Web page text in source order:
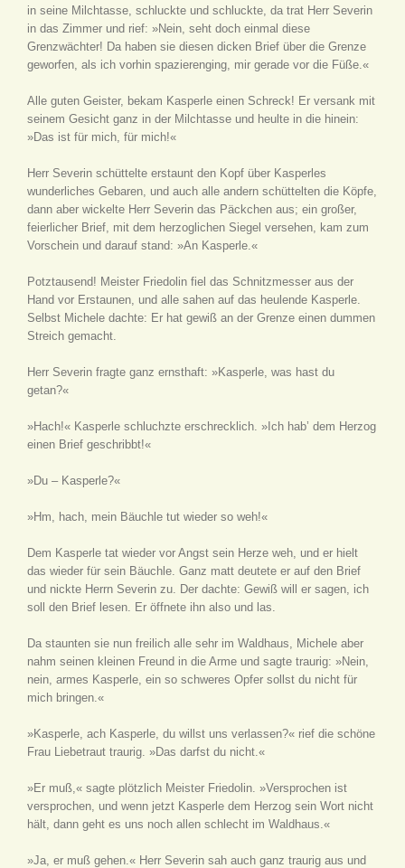
in seine Milchtasse, schluckte und schluckte, da trat Herr Severin
in das Zimmer und rief: »Nein, seht doch einmal diese
Grenzwächter! Da haben sie diesen dicken Brief über die Grenze
geworfen, als ich vorhin spazierenging, mir gerade vor die Füße.«
Alle guten Geister, bekam Kasperle einen Schreck! Er versank mit
seinem Gesicht ganz in der Milchtasse und heulte in die hinein:
»Das ist für mich, für mich!«
Herr Severin schüttelte erstaunt den Kopf über Kasperles
wunderliches Gebaren, und auch alle andern schüttelten die Köpfe,
dann aber wickelte Herr Severin das Päckchen aus; ein großer,
feierlicher Brief, mit dem herzoglichen Siegel versehen, kam zum
Vorschein und darauf stand: »An Kasperle.«
Potztausend! Meister Friedolin fiel das Schnitzmesser aus der
Hand vor Erstaunen, und alle sahen auf das heulende Kasperle.
Selbst Michele dachte: Er hat gewiß an der Grenze einen dummen
Streich gemacht.
Herr Severin fragte ganz ernsthaft: »Kasperle, was hast du
getan?«
»Hach!« Kasperle schluchzte erschrecklich. »Ich hab’ dem Herzog
einen Brief geschribbt!«
»Du – Kasperle?«
»Hm, hach, mein Bäuchle tut wieder so weh!«
Dem Kasperle tat wieder vor Angst sein Herze weh, und er hielt
das wieder für sein Bäuchle. Ganz matt deutete er auf den Brief
und nickte Herrn Severin zu. Der dachte: Gewiß will er sagen, ich
soll den Brief lesen. Er öffnete ihn also und las.
Da staunten sie nun freilich alle sehr im Waldhaus, Michele aber
nahm seinen kleinen Freund in die Arme und sagte traurig: »Nein,
nein, armes Kasperle, ein so schweres Opfer sollst du nicht für
mich bringen.«
»Kasperle, ach Kasperle, du willst uns verlassen?« rief die schöne
Frau Liebetraut traurig. »Das darfst du nicht.«
»Er muß,« sagte plötzlich Meister Friedolin. »Versprochen ist
versprochen, und wenn jetzt Kasperle dem Herzog sein Wort nicht
hält, dann geht es uns noch allen schlecht im Waldhaus.«
»Ja, er muß gehen.« Herr Severin sah auch ganz traurig aus und